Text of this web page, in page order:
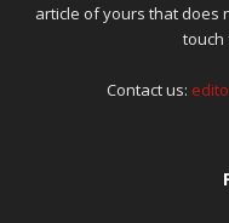
article of yours that does
touch
Contact us: